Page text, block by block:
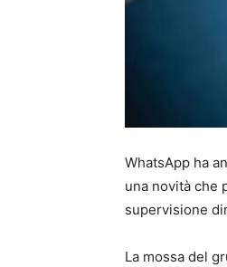
WhatsApp ha
una novità che
supervisione
La mossa del